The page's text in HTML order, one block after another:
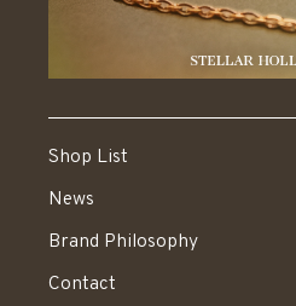
Shop List
News
Brand Philosophy
Contact